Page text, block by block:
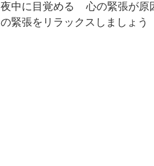
夜中に目覚める    心の緊張が原
の緊張をリラックスしましょう